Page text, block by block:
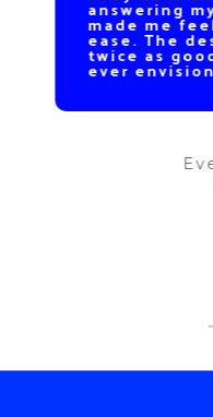
answering
made me
ease. The
twice as
ever